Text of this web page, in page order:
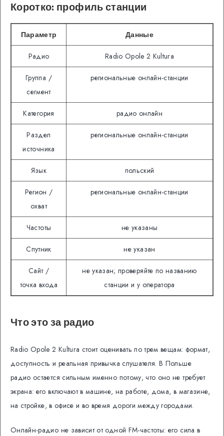
Коротко: профиль станции
Параметр Данные
Радио Radio Opole 2 Kultura
Группа /
сегмент
региональные онлайн-станции
Категория радио онлайн
Раздел
источника
региональные онлайн-станции
Язык польский
Регион /
охват
региональные онлайн-станции
Частоты не указаны
Спутник не указан
Сайт /
точка входа
не указан; проверяйте по названию
станции и у оператора
Что это за радио
Radio Opole 2 Kultura стоит оценивать по трем вещам: формат,
доступность и реальная привычка слушателя. В Польше
радио остается сильным именно потому, что оно не требует
экрана: его включают в машине, на работе, дома, в магазине,
на стройке, в офисе и во время дороги между городами.
Онлайн-радио не зависит от одной FM-частоты: его сила в